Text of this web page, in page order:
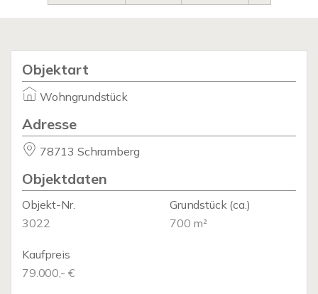
Objektart
Wohngrundstück
Adresse
78713 Schramberg
Objektdaten
Objekt-Nr.
3022
Grundstück(ca.)
700 m²
Kaufpreis
79.000,- €